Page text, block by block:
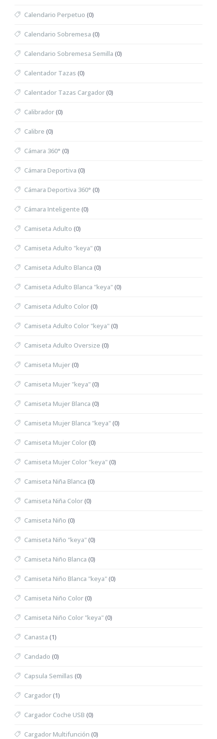
Calendario Perpetuo (0)
Calendario Sobremesa (0)
Calendario Sobremesa Semilla (0)
Calentador Tazas (0)
Calentador Tazas Cargador(0)
Calibrador(0)
Calibre (0)
Cámara 360° (0)
Cámara Deportiva (0)
Cámara Deportiva 360° (0)
Cámara Inteligente (0)
Camiseta Adulto (0)
Camiseta Adulto "keya"(0)
Camiseta Adulto Blanca (0)
Camiseta Adulto Blanca "keya"(0)
Camiseta Adulto Color(0)
Camiseta Adulto Color "keya"(0)
Camiseta Adulto Oversize (0)
Camiseta Mujer(0)
Camiseta Mujer "keya"(0)
Camiseta Mujer Blanca (0)
Camiseta Mujer Blanca "keya"(0)
Camiseta Mujer Color(0)
Camiseta Mujer Color "keya"(0)
Camiseta Niña Blanca (0)
Camiseta Niña Color(0)
Camiseta Niño (0)
Camiseta Niño "keya"(0)
Camiseta Niño Blanca (0)
Camiseta Niño Blanca "keya"(0)
Camiseta Niño Color(0)
Camiseta Niño Color "keya"(0)
Canasta (1)
Candado (0)
Capsula Semillas (0)
Cargador(1)
Cargador Coche USB (0)
Cargador Multifunción (0)